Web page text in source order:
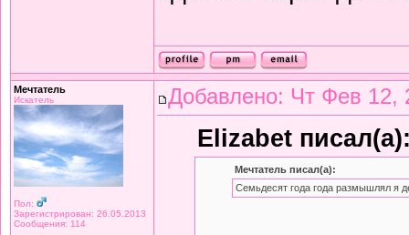
Мечтатель
Искатель
Пол:
Зарегистрирован: 26.05.2013
Сообщения: 114
Добавлено: Чт Фев 12,
Elizabet
Мечтатель писал(а):
Семьдесят года года размышлял я